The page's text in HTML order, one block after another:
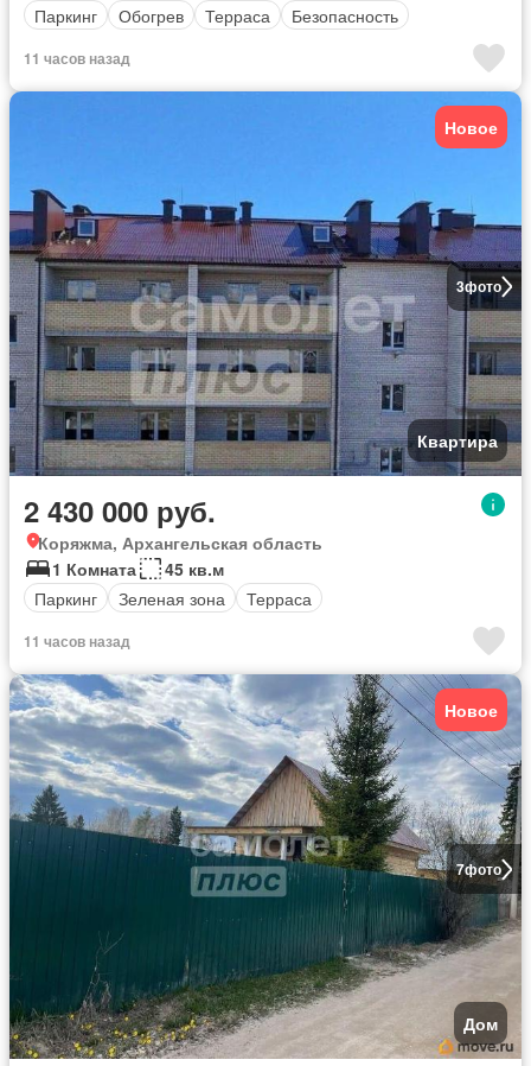
Паркинг
Обогрев Терраса Безопасность
11 часов назад
3фото
Новое
Квартира
2 430 000 руб.
Коряжма, Архангельская область
1 Комната
45 кв.м
Паркинг
Зеленая зона Терраса
11 часов назад
7фото
Новое
Дом